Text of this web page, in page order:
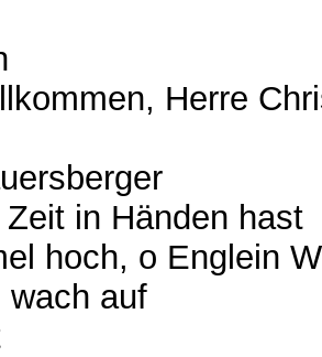
Herre
in Händen hast
hoch, o Englein
wach auf